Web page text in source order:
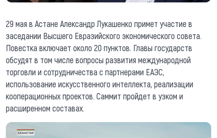
29 мая в Астане Александр Лукашенко примет участие в
заседании Высшего Евразийского экономического совета.
Повестка включает около 20 пунктов. Главы государств
обсудят в том числе вопросы развития международной
торговли и сотрудничества с партнерами ЕАЭС,
использование искусственного интеллекта, реализации
кооперационных проектов. Саммит пройдет в узком и
расширенном составах.